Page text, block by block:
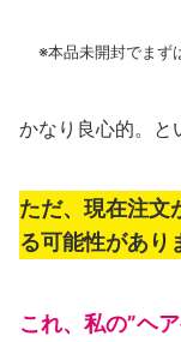
※本品未開封でまず
かなり良心的。と
ただ、現在注文
る可能性があり
これ、私の”ヘ